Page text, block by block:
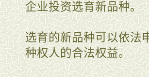
企业投资选育新品种。
选育的新品种可以依法
种权人的合法权益。